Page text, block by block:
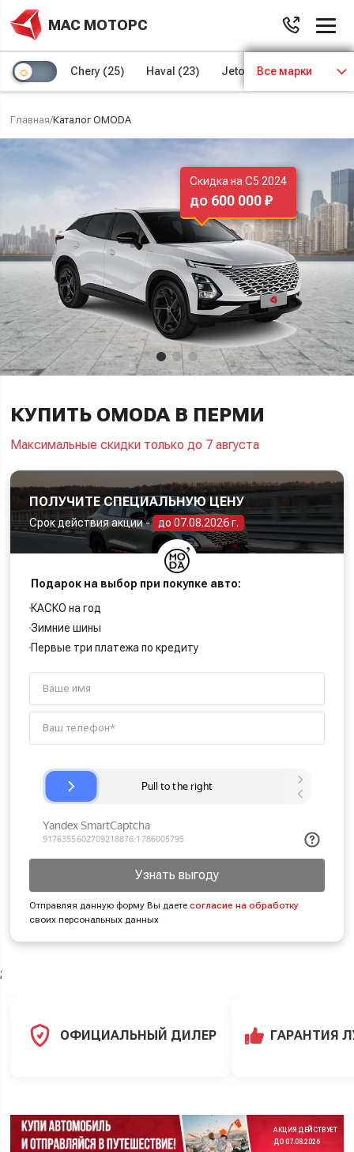
МАС МОТОРС
Chery (25) Haval (23) Jetour (8) Kaiyi (4)
Все марки
Главная/Каталог OMODA
КУПИТЬ OMODA В ПЕРМИ
Максимальные скидки только до 7 августа
ПОЛУЧИТЕ СПЕЦИАЛЬНУЮ ЦЕНУ
Срок действия акции - до 07.08.2026 г.
Подарок на выбор при покупке авто:
КАСКО на год
Зимние шины
Первые три платежа по кредиту
Узнать выгоду
Отправляя данную форму Вы даетесогласие на обработку
своих персональных данных
Скидка на C5 2024
до 600 000 ₽
;
ОФИЦИАЛЬНЫЙ ДИЛЕР ГАРАНТИЯ
АКЦИЯ ДЕЙСТВУЕТ
ДО 07.08.2026